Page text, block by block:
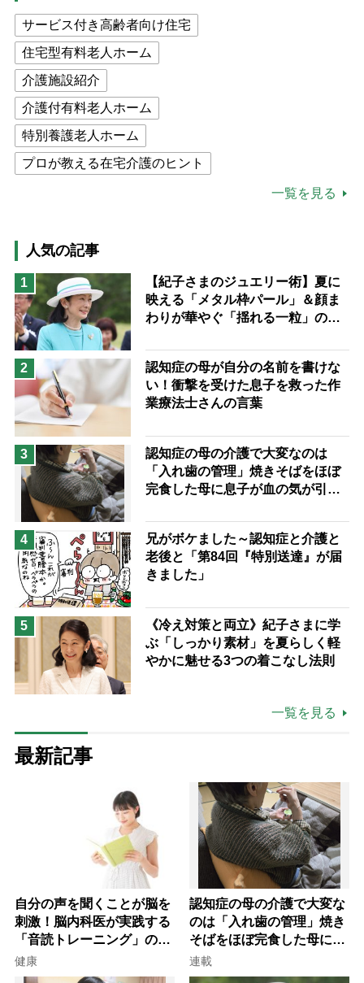
サービス付き高齢者向け住宅
住宅型有料老人ホーム
介護施設紹介
介護付有料老人ホーム
特別養護老人ホーム
プロが教える在宅介護のヒント
猫が母になつきません
息子の遠距離介護サバイバル術
兄がボケました
便利なサービス
予防法
一覧を見る
人気の記事
1
【紀子さまのジュエリー術】夏に
映える「メタル枠パール」＆顔ま
わりが華やぐ「揺れる一粒」の使
2
認知症の母が自分の名前を書けな
い！衝撃を受けた息子を救った作
業療法士さんの言葉
3
認知症の母の介護で大変なのは
「入れ歯の管理」焼きそばをほぼ
完食した母に息子が血の気が引い
4
兄がボケました～認知症と介護と
老後と「第84回『特別送達』が届
きました」
5
《冷え対策と両立》紀子さまに学
ぶ「しっかり素材」を夏らしく軽
やかに魅せる3つの着こなし法則
一覧を見る
最新記事
自分の声を聞くことが脳を
刺激！脳内科医が実践する
「音読トレーニング」の極
意
健康
認知症の母の介護で大変な
のは「入れ歯の管理」焼き
そばをほぼ完食した母に息
子が血の気が引いた理由
連載